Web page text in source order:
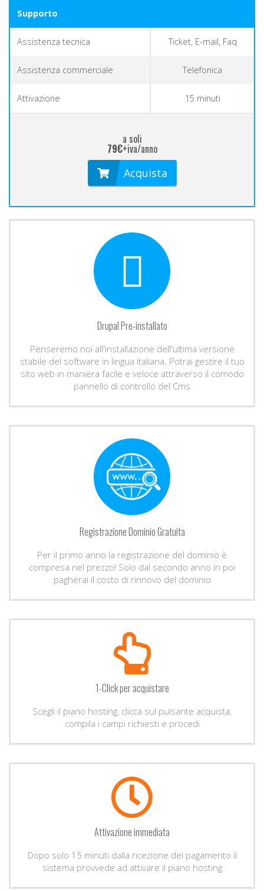
Supporto
Assistenza tecnica Ticket, E-mail, Faq
Assistenza commerciale Telefonica
Attivazione 15 minuti
a soli
79€+iva/anno
Acquista
Drupal Pre-installato
Penseremo noi all'installazione dell'ultima versione
stabile del software in lingua italiana. Potrai gestire il tuo
sito web in maniera facile e veloce attraverso il comodo
pannello di controllo del Cms
Registrazione Dominio Gratuita
Per il primo anno la registrazione del dominio è
compresa nel prezzo! Solo dal secondo anno in poi
pagherai il costo di rinnovo del dominio
1-Click per acquistare
Scegli il piano hosting, clicca sul pulsante acquista,
compila i campi richiesti e procedi
Attivazione immediata
Dopo solo 15 minuti dalla ricezione del pagamento il
sistema provvede ad attivare il piano hosting